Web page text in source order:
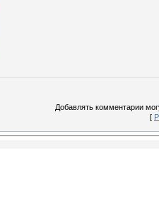
Добавлять комментарии
[